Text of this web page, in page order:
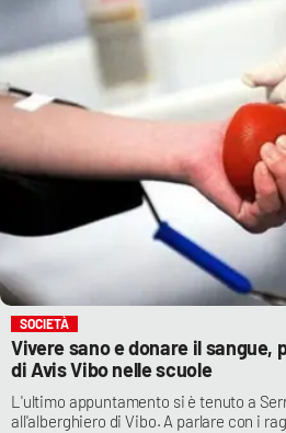
SOCIETÀ
Vivere sano e donare il sangue,
di Avis Vibo nelle scuole
L'ultimo appuntamento si è tenuto a
all'alberghiero di Vibo. A parlare con i